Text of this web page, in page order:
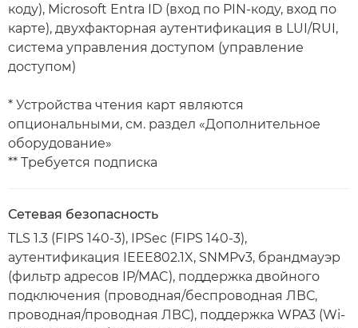
коду), Microsoft Entra ID (вход по PIN-коду, вход по
карте), двухфакторная аутентификация в LUI/RUI,
система управления доступом (управление
доступом)
* Устройства чтения карт являются
опциональными, см. раздел «Дополнительное
оборудование»
** Требуется подписка
Сетевая безопасность
TLS 1.3 (FIPS 140-3), IPSec (FIPS 140-3),
аутентификация IEEE802.1X, SNMPv3, брандмауэр
(фильтр адресов IP/MAC), поддержка двойного
подключения (проводная/беспроводная ЛВС,
проводная/проводная ЛВС), поддержка WPA3 (Wi-